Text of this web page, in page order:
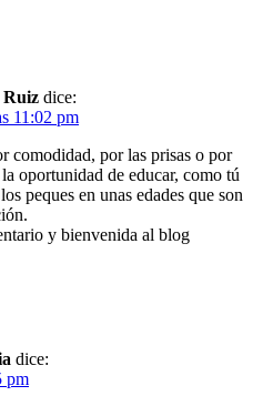
Ruiz dice:
11:02 pm
comodidad, por las prisas o por
oportunidad de educar, como tú
peques en unas edades que son
y bienvenida al blog
dice:
pm